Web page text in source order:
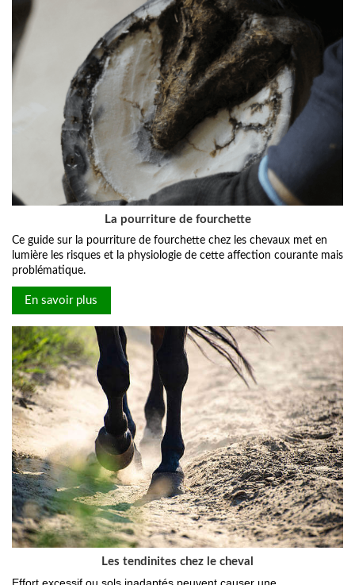
La pourriture de fourchette
Ce guide sur la pourriture de fourchette chez les chevaux met en
lumière les risques et la physiologie de cette affection courante mais
problématique.
En savoir plus
Les tendinites chez le cheval